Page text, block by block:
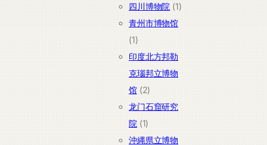
产
品
个
产
四川博物院 11
个
青州市博物馆
11
个
产
品
印度北方邦勒
克瑙邦立博物
馆 22
个
产
品
龙门石窟研究
院 11
个
沖縄県立博物